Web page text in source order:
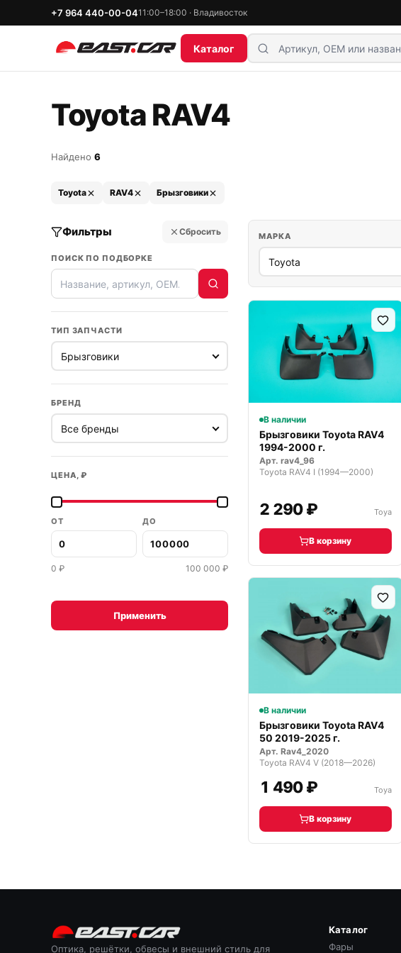
+7 964 440-00-0411:00–18:00 · Владивосток
Каталог
Toyota RAV4
Найдено 6
Toyota RAV4 Брызговики
Фильтры Сбросить
ПОИСК ПО ПОДБОРКЕ
ТИП ЗАПЧАСТИ
БРЕНД
ЦЕНА, ₽
ОТ ДО
0 ₽ 100 000 ₽
Применить
МАРКА
В наличии
Брызговики Toyota RAV4
1994-2000 г.
Арт. rav4_96
Toyota RAV4 I (1994—2000)
2 290 ₽ Toya
В корзину
В наличии
Брызговики Toyota RAV4
50 2019-2025 г.
Арт. Rav4_2020
Toyota RAV4 V (2018—2026)
1 490 ₽ Toya
В корзину
Оптика, решётки, обвесы и внешний стиль для
Каталог
Фары